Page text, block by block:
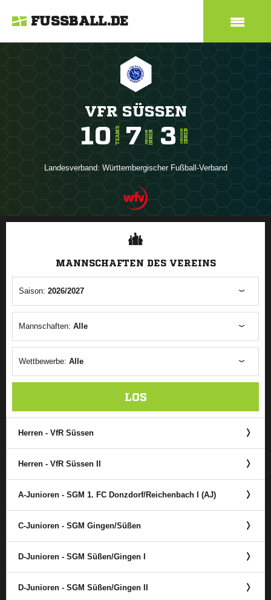
FUSSBALL.DE
VFR SÜSSEN
10 TEAMS 7 JUNIORENINNEN 3 SENIORENINNEN
Landesverband: Württembergischer Fußball-Verband
ANZEIGE
MANNSCHAFTEN DES VEREINS
Saison: 2026/2027
Mannschaften: Alle
Wettbewerbe: Alle
LOS
Herren - VfR Süssen
Herren - VfR Süssen II
A-Junioren - SGM 1. FC Donzdorf/​Reichenbach I (AJ)
C-Junioren - SGM Gingen/​Süßen
D-Junioren - SGM Süßen/​Gingen I
D-Junioren - SGM Süßen/​Gingen II